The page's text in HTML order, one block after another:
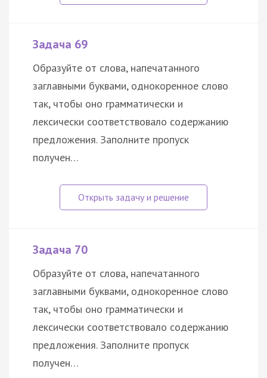
Задача 69
Образуйте от слова, напечатанного
заглавными буквами, однокоренное слово
так, чтобы оно грамматически и
лексически соответствовало содержанию
предложения. Заполните пропуск
получен…
Задача 70
Образуйте от слова, напечатанного
заглавными буквами, однокоренное слово
так, чтобы оно грамматически и
лексически соответствовало содержанию
предложения. Заполните пропуск
получен…